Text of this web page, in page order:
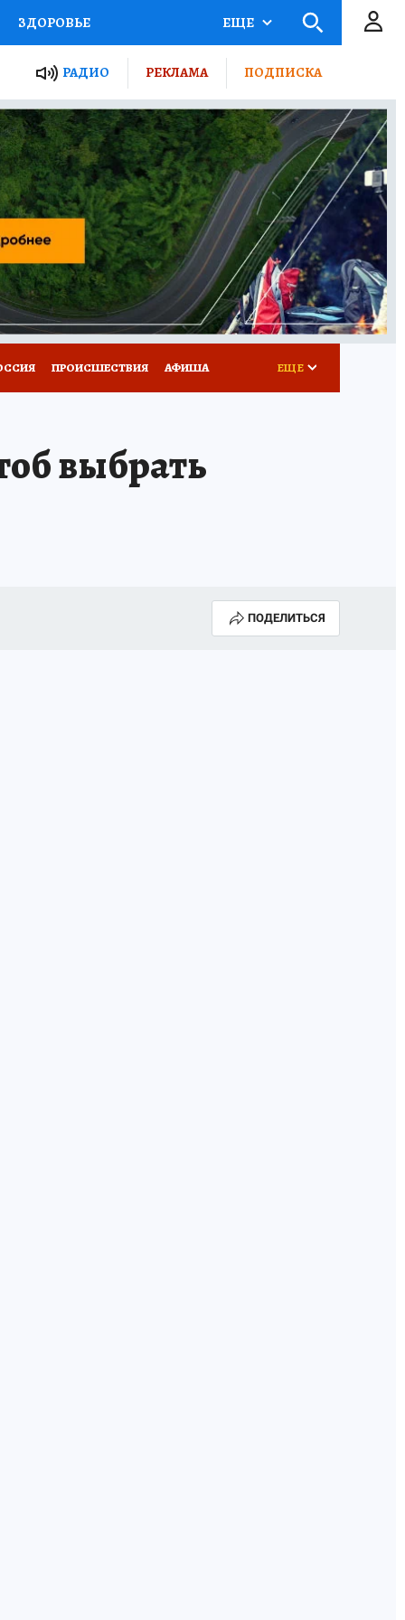
ЗДОРОВЬЕ
РОССИИ
ПУТЕВОДИТЕЛЬ
ТУРИЗМ
ПОТРЕБИТЕЛЯ ВСЕ О КП
ЕЩЕ
РАДИО РЕКЛАМА ПОДПИСКА
ПРОИСШЕСТВИЯ АФИША ЕЩЕ
выбрать
ПОДЕЛИТЬСЯ